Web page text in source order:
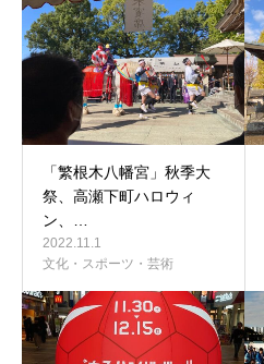
「繁根木八幡宮」秋季大
祭、高瀬下町ハロウィ
ン、…
2022.11.1
文化・スポーツ・芸術